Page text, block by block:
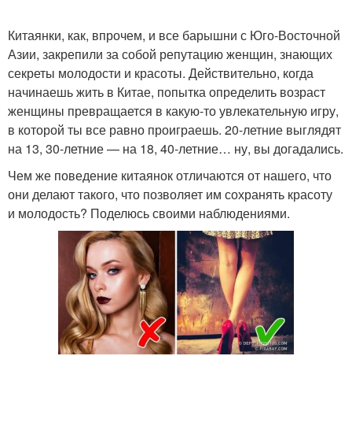
Китаянки, как, впрочем, и все барышни с Юго-Восточной
Азии, закрепили за собой репутацию женщин, знающих
секреты молодости и красоты. Действительно, когда
начинаешь жить в Китае, попытка определить возраст
женщины превращается в какую-то увлекательную игру,
в которой ты все равно проиграешь. 20-летние выглядят
на 13, 30-летние — на 18, 40-летние… ну, вы догадались.
Чем же поведение китаянок отличаются от нашего, что
они делают такого, что позволяет им сохранять красоту
и молодость? Поделюсь своими наблюдениями.